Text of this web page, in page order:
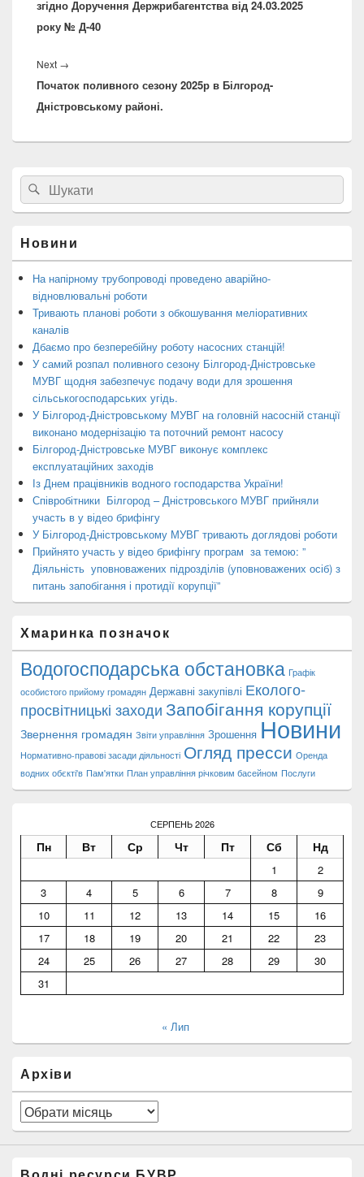
згідно Доручення Держрибагентства від 24.03.2025
року № Д-40
Next →
post:
Початок поливного сезону 2025р в Білгород-
Дністровському районі.
Головна
бокова
панель
віджетів
Search
for:
Пошук
Новини
На напірному трубопроводі проведено аварійно-
відновлювальні роботи
Тривають планові роботи з обкошування меліоративних
каналів
Дбаємо про безперебійну роботу насосних станцій!
У самий розпал поливного сезону Білгород-Дністровське
МУВГ щодня забезпечує подачу води для зрошення
сільськогосподарських угідь.
У Білгород-Дністровському МУВГ на головній насосній станції
виконано модернізацію та поточний ремонт насосу
Білгород-Дністровське МУВГ виконує комплекс
експлуатаційних заходів
Із Днем працівників водного господарства України!
Співробітники Білгород – Дністровського МУВГ прийняли
участь в у відео брифінгу
У Білгород-Дністровському МУВГ тривають доглядові роботи
Прийнято участь у відео брифінгу програм за темою: ”
Діяльність уповноважених підрозділів (уповноважених осіб) з
питань запобігання і протидії корупції”
Хмаринка позначок
Водогосподарська обстановка Графік
особистого прийому громадян Державні закупівлі Еколого-
просвітницькі заходи Запобігання корупції
Звернення громадян Звіти управління Зрошення Новини
Нормативно-правові засади діяльності Огляд пресси Оренда
водних обєкті'в Пам'ятки План управління річковим басейном Послуги
СЕРПЕНЬ 2026
Пн Вт Ср Чт Пт Сб Нд
1
2
3
4 5 6 7 8
9
10
11 12 13 14 15
16
17
18 19 20 21 22
23
24
25 26 27 28 29
30
31
« Лип
Архіви
Архіви